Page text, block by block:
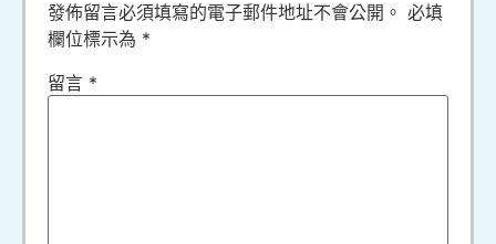
發佈留言必須填寫的電子郵件地址不會公開。 必填
欄位標示為 *
留言 *